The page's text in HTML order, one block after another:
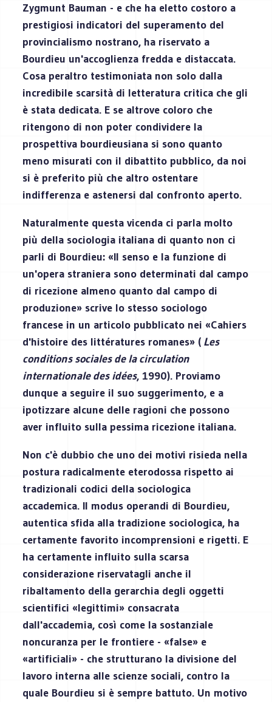
Zygmunt Bauman - e che ha eletto costoro a
prestigiosi indicatori del superamento del
provincialismo nostrano, ha riservato a
Bourdieu un'accoglienza fredda e distaccata.
Cosa peraltro testimoniata non solo dalla
incredibile scarsità di letteratura critica che gli
è stata dedicata. E se altrove coloro che
ritengono di non poter condividere la
prospettiva bourdieusiana si sono quanto
meno misurati con il dibattito pubblico, da noi
si è preferito più che altro ostentare
indifferenza e astenersi dal confronto aperto.
Naturalmente questa vicenda ci parla molto
più della sociologia italiana di quanto non ci
parli di Bourdieu: «Il senso e la funzione di
un'opera straniera sono determinati dal campo
di ricezione almeno quanto dal campo di
produzione» scrive lo stesso sociologo
francese in un articolo pubblicato nei «Cahiers
d'histoire des littératures romanes» ( Les
conditions sociales de la circulation
internationale des idées, 1990). Proviamo
dunque a seguire il suo suggerimento, e a
ipotizzare alcune delle ragioni che possono
aver influito sulla pessima ricezione italiana.
Non c'è dubbio che uno dei motivi risieda nella
postura radicalmente eterodossa rispetto ai
tradizionali codici della sociologica
accademica. Il modus operandi di Bourdieu,
autentica sfida alla tradizione sociologica, ha
certamente favorito incomprensioni e rigetti. E
ha certamente influito sulla scarsa
considerazione riservatagli anche il
ribaltamento della gerarchia degli oggetti
scientifici «legittimi» consacrata
dall'accademia, così come la sostanziale
noncuranza per le frontiere - «false» e
«artificiali» - che strutturano la divisione del
lavoro interna alle scienze sociali, contro la
quale Bourdieu si è sempre battuto. Un motivo